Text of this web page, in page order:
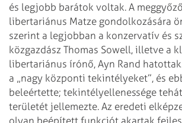
és legjobb barátok voltak. A
libertariánus Matze gondolkozására
szerint a legjobban a konzervatív és
közgazdász Thomas Sowell, illetve a
libertariánus írónő, Ayn Rand
a „nagy központi tekintélyeket”, és
beleértette; tekintélyellenessége
területét jellemezte. Az eredeti
olyan beépített funkciót akartak